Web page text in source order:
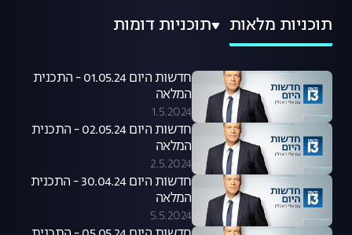
תוכניות מלאות תוכניות דומות
חדשות היום 01.05.24 - התכנית
המלאה
1.5.2024
חדשות היום 02.05.24 - התכנית
המלאה
2.5.2024
חדשות היום 30.04.24 - התכנית
המלאה
5.5.2024